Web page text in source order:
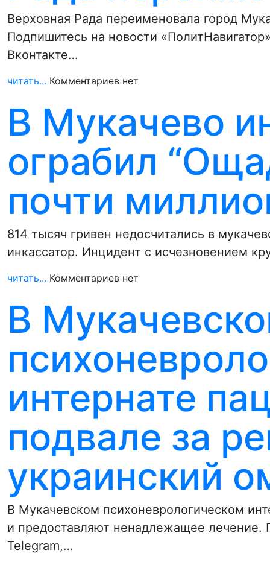
Верховная Рада переименовала город
Подпишитесь на новости
Вконтакте…
читать... Комментариев нет
В Мукачево
ограбил
почти
814 тысяч гривен недосчитались в
инкассатор. Инцидент с исчезновением
читать... Комментариев нет
В
интернате
подвале за
украинский
В Мукачевском психоневрологическом
и предоставляют ненадлежащее лечение.
Telegram,…